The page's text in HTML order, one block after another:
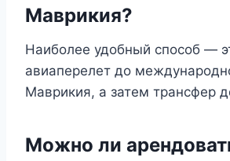
Маврикия?
Наиболее удобный способ —
авиаперелет до
Маврикия, а затем трансфер
Можно ли